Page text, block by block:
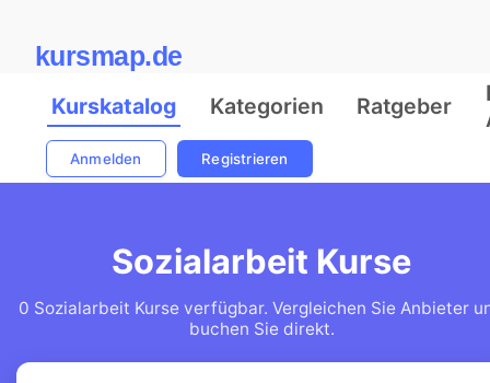
kursmap.de
Kurskatalog Kategorien Ratgeber
Anmelden Registrieren
Sozialarbeit Kurse
0 Sozialarbeit Kurse verfügbar. Vergleichen Sie Anbieter
buchen Sie direkt.